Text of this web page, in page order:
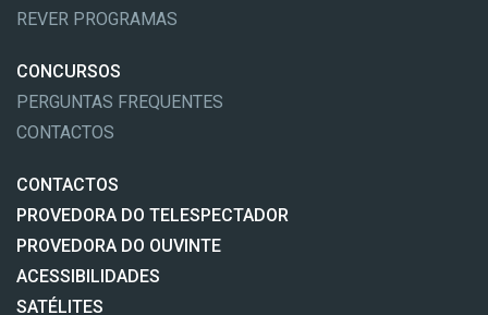
REVER PROGRAMAS
CONCURSOS
PERGUNTAS FREQUENTES
CONTACTOS
CONTACTOS
PROVEDORA DO TELESPECTADOR
PROVEDORA DO OUVINTE
ACESSIBILIDADES
SATÉLITES